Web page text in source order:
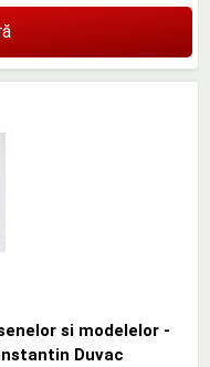
si modelelor -
Duvac